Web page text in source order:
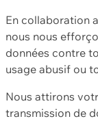
En collaboration
nous nous
données contre
usage abusif ou
Nous attirons
transmission de